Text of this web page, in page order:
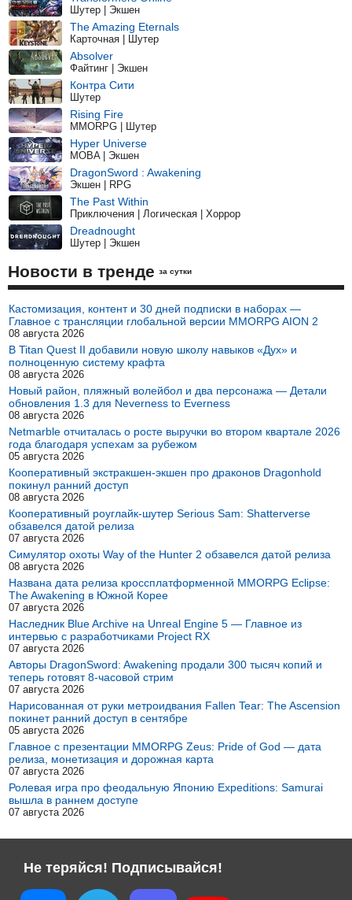
Шутер | Экшен
The Amazing Eternals
Карточная | Шутер
Absolver
Файтинг | Экшен
Контра Сити
Шутер
Rising Fire
MMORPG | Шутер
Hyper Universe
MOBA | Экшен
DragonSword : Awakening
Экшен | RPG
The Past Within
Приключения | Логическая | Хоррор
Dreadnought
Шутер | Экшен
Новости в тренде за сутки
Кастомизация, контент и 30 дней подписки в наборах —
Главное с трансляции глобальной версии MMORPG AION 2
08 августа 2026
В Titan Quest II добавили новую школу навыков «Дух» и
полноценную систему крафта
08 августа 2026
Новый район, пляжный волейбол и два персонажа — Детали
обновления 1.3 для Neverness to Everness
08 августа 2026
Netmarble отчиталась о росте выручки во втором квартале 2026
года благодаря успехам за рубежом
05 августа 2026
Кооперативный экстракшен-экшен про драконов Dragonhold
покинул ранний доступ
08 августа 2026
Кооперативный роуглайк-шутер Serious Sam: Shatterverse
обзавелся датой релиза
07 августа 2026
Симулятор охоты Way of the Hunter 2 обзавелся датой релиза
08 августа 2026
Названа дата релиза кроссплатформенной MMORPG Eclipse:
The Awakening в Южной Корее
07 августа 2026
Наследник Blue Archive на Unreal Engine 5 — Главное из
интервью с разработчиками Project RX
07 августа 2026
Авторы DragonSword: Awakening продали 300 тысяч копий и
теперь готовят 8-часовой стрим
07 августа 2026
Нарисованная от руки метроидвания Fallen Tear: The Ascension
покинет ранний доступ в сентябре
05 августа 2026
Главное с презентации MMORPG Zeus: Pride of God — дата
релиза, монетизация и дорожная карта
07 августа 2026
Ролевая игра про феодальную Японию Expeditions: Samurai
вышла в раннем доступе
07 августа 2026
Не теряйся! Подписывайся!